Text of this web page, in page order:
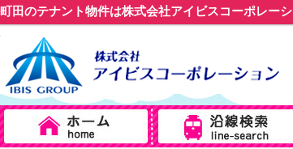
町田のテナント物件は株式会社アイビスコーポレー